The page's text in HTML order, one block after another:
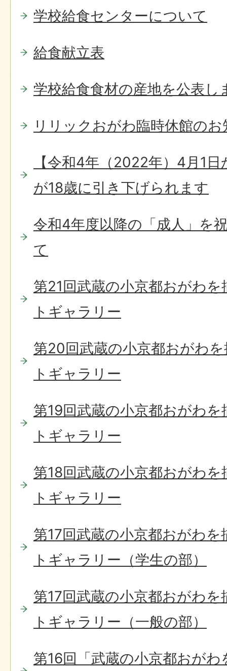
学校給食センターについて
給食献立表
学校給食食材の産地を公表し
リリックおがわ臨時休館のお
【令和4年（2022年）4月1
が18歳に引き下げられます
令和4年度以降の「成人」を
て
第21回武蔵の小京都おがわ
トギャラリー
第20回武蔵の小京都おがわ
トギャラリー
第19回武蔵の小京都おがわ
トギャラリー
第18回武蔵の小京都おがわ
トギャラリー
第17回武蔵の小京都おがわ
トギャラリー（学生の部）
第17回武蔵の小京都おがわ
トギャラリー（一般の部）
第16回「武蔵の小京都おが